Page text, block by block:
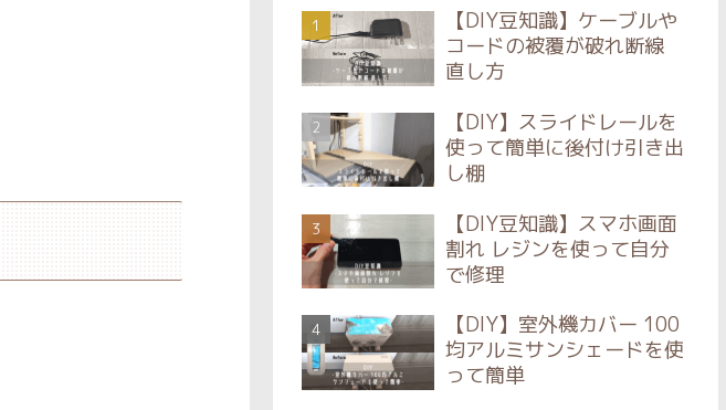
【DIY豆知識】ケーブルや
コードの被覆が破れ断線
直し方
【DIY】スライドレールを
使って簡単に後付け引き出
し棚
【DIY豆知識】スマホ画面
割れ レジンを使って自分
で修理
【DIY】室外機カバー 100
均アルミサンシェードを使
って簡単